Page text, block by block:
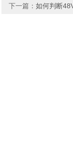
下一篇： 如何判断